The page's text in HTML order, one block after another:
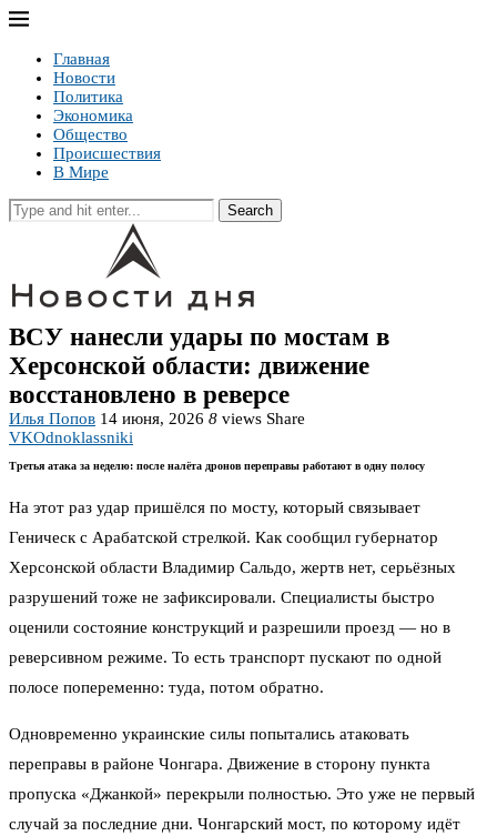
Главная
Новости
Политика
Экономика
Общество
Происшествия
В Мире
Search
ВСУ нанесли удары по мостам в
Херсонской области: движение
восстановлено в реверсе
Илья Попов 14 июня, 2026 8 views Share
VKOdnoklassniki
Третья атака за неделю: после налёта дронов переправы работают в одну полосу
На этот раз удар пришёлся по мосту, который связывает
Геническ с Арабатской стрелкой. Как сообщил губернатор
Херсонской области Владимир Сальдо, жертв нет, серьёзных
разрушений тоже не зафиксировали. Специалисты быстро
оценили состояние конструкций и разрешили проезд — но в
реверсивном режиме. То есть транспорт пускают по одной
полосе попеременно: туда, потом обратно.
Одновременно украинские силы попытались атаковать
переправы в районе Чонгара. Движение в сторону пункта
пропуска «Джанкой» перекрыли полностью. Это уже не первый
случай за последние дни. Чонгарский мост, по которому идёт